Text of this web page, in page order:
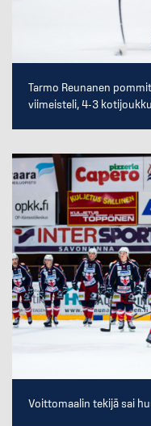
Tarmo Reunanen
viimeisteli, 4-3
Voittomaalin tekijä sai